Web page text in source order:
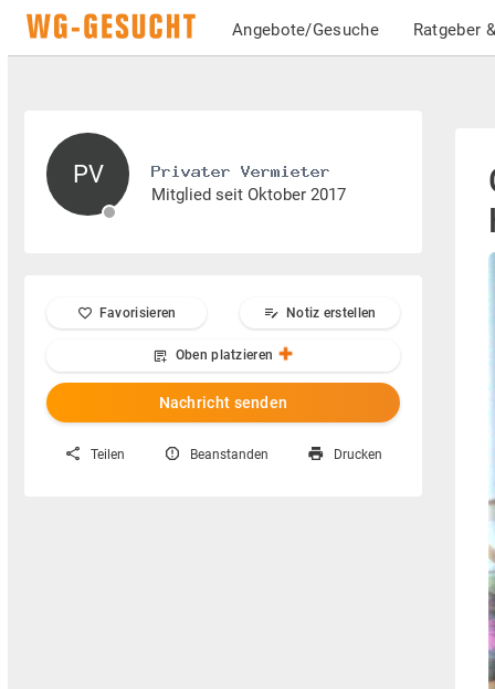
Angebote/Gesuche Ratgeber
PV
Mitglied seit Oktober 2017
Favorisieren Notiz erstellen
Oben platzieren
Nachricht senden
Teilen Beanstanden Drucken